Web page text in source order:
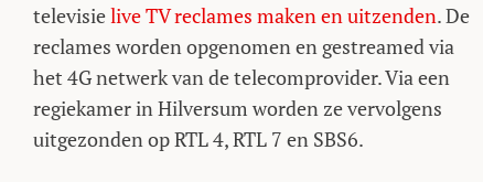
televisielive TV reclames maken en uitzenden. De
reclames worden opgenomen en gestreamed via
het 4G netwerk van de telecomprovider. Via een
regiekamer in Hilversum worden ze vervolgens
uitgezonden op RTL 4, RTL 7 en SBS6.